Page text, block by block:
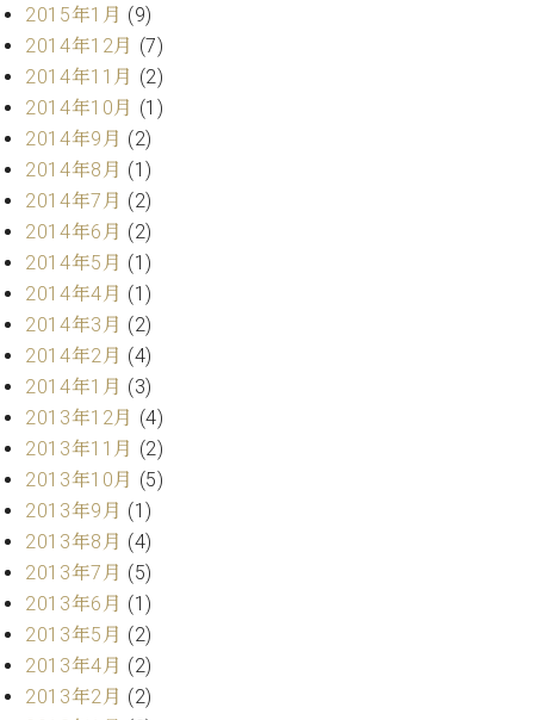
2015年1月 (9)
2014年12月 (7)
2014年11月 (2)
2014年10月 (1)
2014年9月 (2)
2014年8月 (1)
2014年7月 (2)
2014年6月 (2)
2014年5月 (1)
2014年4月 (1)
2014年3月 (2)
2014年2月 (4)
2014年1月 (3)
2013年12月 (4)
2013年11月 (2)
2013年10月 (5)
2013年9月 (1)
2013年8月 (4)
2013年7月 (5)
2013年6月 (1)
2013年5月 (2)
2013年4月 (2)
2013年2月 (2)